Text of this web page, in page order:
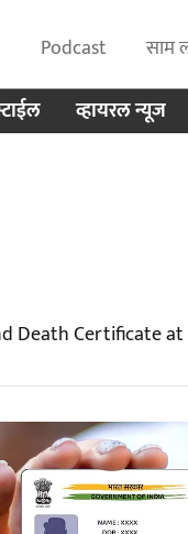
Podcast साम
व्हायरल न्यूज
Death Certificate at